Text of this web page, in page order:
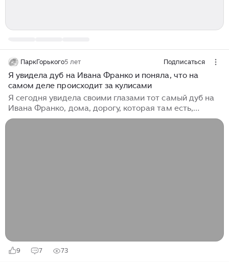
ПаркГорького5 лет Подписаться
Я увидела дуб на Ивана Франко и поняла, что на
самом деле происходит за кулисами
Я сегодня увидела своими глазами тот самый дуб на
Ивана Франко, дома, дорогу, которая там есть,
увидела границы дороги, которую будут строить.
9 7 73